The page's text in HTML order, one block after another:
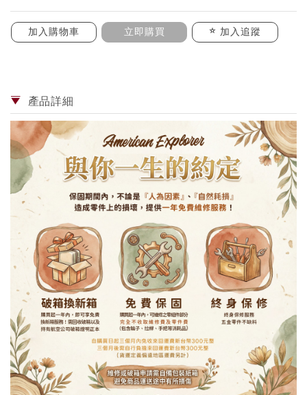
加入購物車 立即購買 加入追蹤
產品詳細